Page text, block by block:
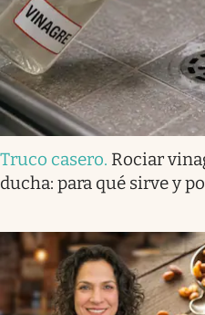
Truco casero. Rociar
ducha: para qué sirve y